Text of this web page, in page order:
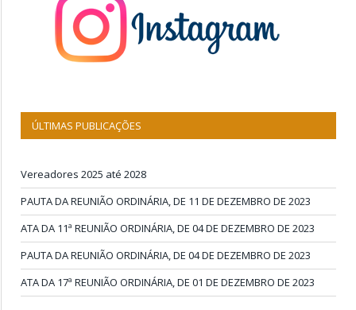
ÚLTIMAS PUBLICAÇÕES
Vereadores 2025 até 2028
PAUTA DA REUNIÃO ORDINÁRIA, DE 11 DE DEZEMBRO DE 2023
ATA DA 11ª REUNIÃO ORDINÁRIA, DE 04 DE DEZEMBRO DE 2023
PAUTA DA REUNIÃO ORDINÁRIA, DE 04 DE DEZEMBRO DE 2023
ATA DA 17ª REUNIÃO ORDINÁRIA, DE 01 DE DEZEMBRO DE 2023